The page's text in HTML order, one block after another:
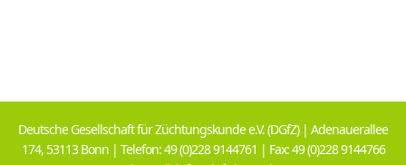
Deutsche Gesellschaft für Züchtungskunde e.V. (DGfZ) | Adenauerallee
174, 53113 Bonn | Telefon: 49 (0)228 9144761 | Fax: 49 (0)228 9144766